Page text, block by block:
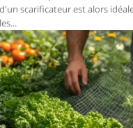
d'un scarificateur est alors
les...